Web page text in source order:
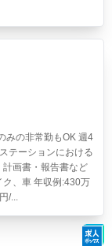
みの非常勤もOK 週4
テーションにおける
画書・報告書など
、車 年収例:430万
/...